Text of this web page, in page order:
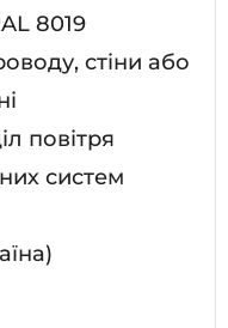
8019
стіни або
повітря
систем